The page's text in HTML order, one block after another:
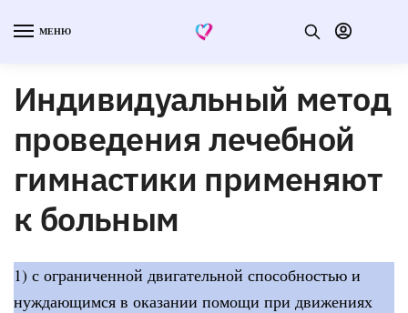
МЕНЮ
Индивидуальный метод
проведения лечебной
гимнастики применяют
к больным
1) с ограниченной двигательной способностью и
нуждающимся в оказании помощи при движениях